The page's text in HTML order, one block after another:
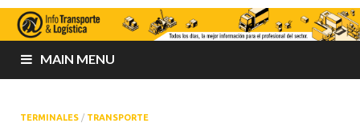
MAIN MENU
TERMINALES / TRANSPORTE